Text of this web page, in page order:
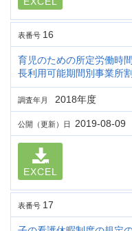
表番号 16
育児のための所定労働時
長利用可能期間別事業所
調査年月 2018年度
公開（更新）日 2019-08-09
EXCEL
表番号 17